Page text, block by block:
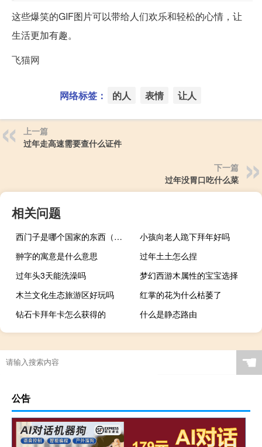
这些爆笑的GIF图片可以带给人们欢乐和轻松的心情，让
生活更加有趣。
飞猫网
网络标签： 的人 表情 让人
上一篇
过年走高速需要查什么证件
下一篇
过年没胃口吃什么菜
相关问题
西门子是哪个国家的东西（西门子是哪个国家的）
小孩向老人跪下拜年好吗
翀字的寓意是什么意思
过年土土怎么捏
过年头3天能洗澡吗
梦幻西游木属性的宝宝选择
木兰文化生态旅游区好玩吗
红掌的花为什么枯萎了
钻石卡拜年卡怎么获得的
什么是静态路由
☚
公告